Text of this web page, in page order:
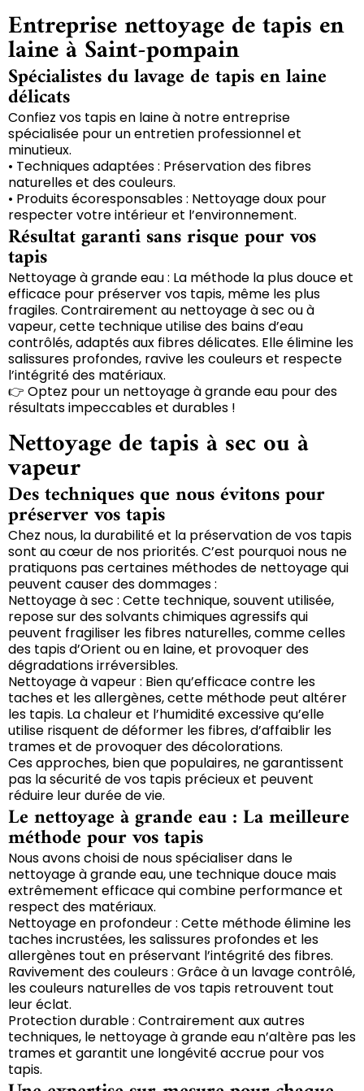
Entreprise nettoyage de tapis en
laine à Saint-pompain
Spécialistes du lavage de tapis en laine
délicats
Confiez vos tapis en laine à notre entreprise
spécialisée pour un entretien professionnel et
minutieux.
• Techniques adaptées : Préservation des fibres
naturelles et des couleurs.
• Produits écoresponsables : Nettoyage doux pour
respecter votre intérieur et l’environnement.
Résultat garanti sans risque pour vos
tapis
Nettoyage à grande eau : La méthode la plus douce et
efficace pour préserver vos tapis, même les plus
fragiles. Contrairement au nettoyage à sec ou à
vapeur, cette technique utilise des bains d’eau
contrôlés, adaptés aux fibres délicates. Elle élimine les
salissures profondes, ravive les couleurs et respecte
l’intégrité des matériaux.
👉 Optez pour un nettoyage à grande eau pour des
résultats impeccables et durables !
Nettoyage de tapis à sec ou à
vapeur
Des techniques que nous évitons pour
préserver vos tapis
Chez nous, la durabilité et la préservation de vos tapis
sont au cœur de nos priorités. C’est pourquoi nous ne
pratiquons pas certaines méthodes de nettoyage qui
peuvent causer des dommages :
Nettoyage à sec : Cette technique, souvent utilisée,
repose sur des solvants chimiques agressifs qui
peuvent fragiliser les fibres naturelles, comme celles
des tapis d’Orient ou en laine, et provoquer des
dégradations irréversibles.
Nettoyage à vapeur : Bien qu’efficace contre les
taches et les allergènes, cette méthode peut altérer
les tapis. La chaleur et l’humidité excessive qu’elle
utilise risquent de déformer les fibres, d’affaiblir les
trames et de provoquer des décolorations.
Ces approches, bien que populaires, ne garantissent
pas la sécurité de vos tapis précieux et peuvent
réduire leur durée de vie.
Le nettoyage à grande eau : La meilleure
méthode pour vos tapis
Nous avons choisi de nous spécialiser dans le
nettoyage à grande eau, une technique douce mais
extrêmement efficace qui combine performance et
respect des matériaux.
Nettoyage en profondeur : Cette méthode élimine les
taches incrustées, les salissures profondes et les
allergènes tout en préservant l’intégrité des fibres.
Ravivement des couleurs : Grâce à un lavage contrôlé,
les couleurs naturelles de vos tapis retrouvent tout
leur éclat.
Protection durable : Contrairement aux autres
techniques, le nettoyage à grande eau n’altère pas les
trames et garantit une longévité accrue pour vos
tapis.